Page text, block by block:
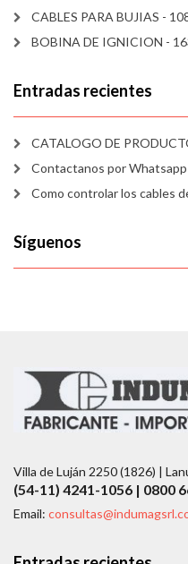
CABLES PARA BUJIAS -
BOBINA DE IGNICION -
Entradas recientes
CATALOGO DE
Contactanos por
Como controlar los cables
Síguenos
Villa de Luján 2250 (1826) |
(54-11) 4241-1056 | 0800
Email: